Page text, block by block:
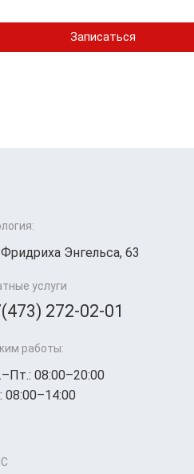
Записаться
Фридриха Энгельса, 63
услуги
272-02-01
работы:
08:00–20:00
08:00–14:00